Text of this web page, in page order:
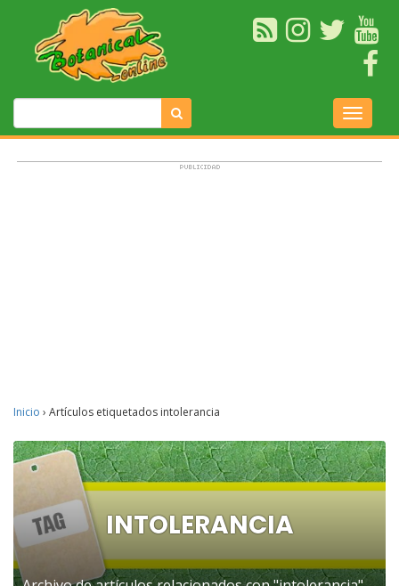
Inicio › Artículos etiquetados intolerancia
INTOLERANCIA